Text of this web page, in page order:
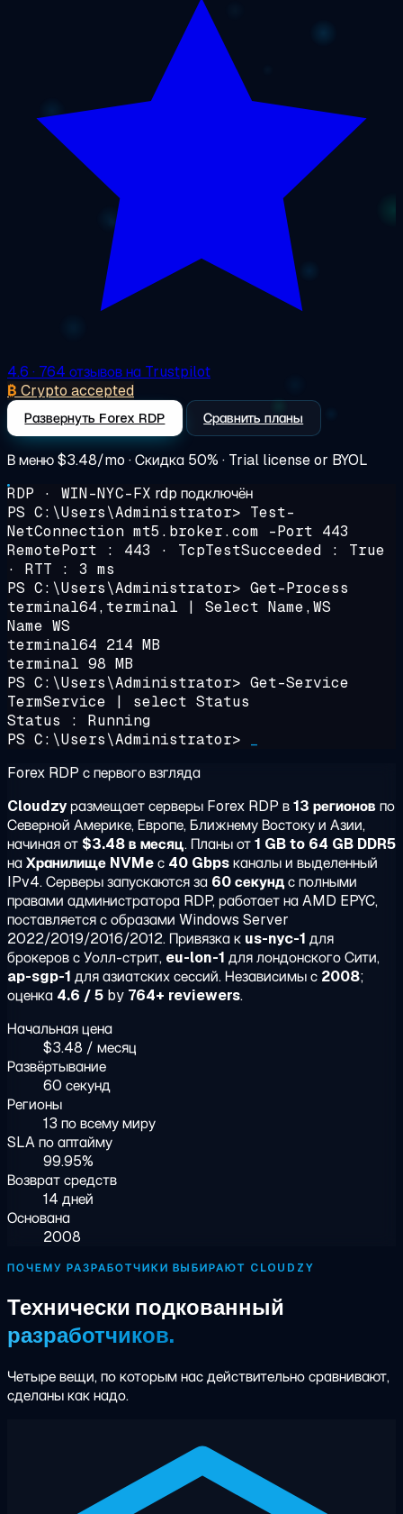
4.6 · 764 отзывов на Trustpilot
₿ Crypto accepted
Развернуть Forex RDP Сравнить планы
В меню$3.48/mo · Скидка 50% · Trial license or BYOL
RDP · WIN-NYC-FX rdp подключён
PS C:\Users\Administrator> Test-
NetConnection mt5.broker.com -Port 443
RemotePort : 443 · TcpTestSucceeded : True
· RTT : 3 ms
PS C:\Users\Administrator> Get-Process
terminal64,terminal | Select Name,WS
Name WS
terminal64 214 MB
terminal 98 MB
PS C:\Users\Administrator> Get-Service
TermService | select Status
Status : Running
PS C:\Users\Administrator>
Forex RDP с первого взгляда
Cloudzyразмещает серверы Forex RDP в13 регионовпо
Северной Америке, Европе, Ближнему Востоку и Азии,
начиная от $3.48 в месяц. Планы от1 GB to 64 GB DDR5
наХранилище NVMeс 40 Gbpsканалы и выделенный
IPv4. Серверы запускаются за 60 секундс полными
правами администратора RDP, работает на AMD EPYC,
поставляется с образами Windows Server
2022/2019/2016/2012. Привязка к us-nyc-1 для
брокеров с Уолл-стрит, eu-lon-1 для лондонского Сити,
ap-sgp-1 для азиатских сессий. Независимы с 2008;
оценка 4.6 / 5 by 764+ reviewers.
Начальная цена
$3.48 / месяц
Развёртывание
60 секунд
Регионы
13 по всему миру
SLA по аптайму
99.95%
Возврат средств
14 дней
Основана
2008
ПОЧЕМУ РАЗРАБОТЧИКИ ВЫБИРАЮТ CLOUDZY
Технически подкованный
разработчиков.
Четыре вещи, по которым нас действительно сравнивают,
сделаны как надо.